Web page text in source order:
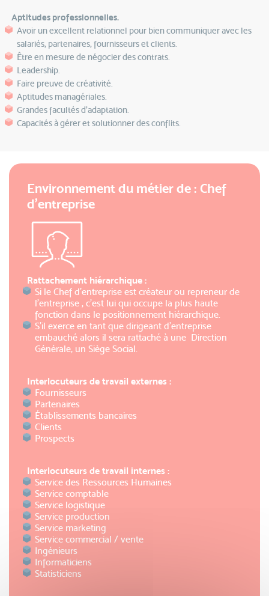
Aptitudes professionnelles.
Avoir un excellent relationnel pour bien communiquer avec les
salariés, partenaires, fournisseurs et clients.
Être en mesure de négocier des contrats.
Leadership.
Faire preuve de créativité.
Aptitudes managériales.
Grandes facultés d'adaptation.
Capacités à gérer et solutionner des conflits.
Environnement du métier de : Chef
d’entreprise
Rattachement hiérarchique :
Si le Chef d'entreprise est créateur ou repreneur de
l'entreprise , c'est lui qui occupe la plus haute
fonction dans le positionnement hiérarchique.
S'il exerce en tant que dirigeant d'entreprise
embauché alors il sera rattaché à une Direction
Générale, un Siège Social.
Interlocuteurs de travail externes :
Fournisseurs
Partenaires
Établissements bancaires
Clients
Prospects
Interlocuteurs de travail internes :
Service des Ressources Humaines
Service comptable
Service logistique
Service production
Service marketing
Service commercial / vente
Ingénieurs
Informaticiens
Statisticiens